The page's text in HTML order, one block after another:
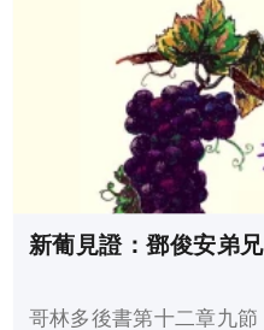
新葡見證：鄧俊安弟兄
哥林多後書第十二章九